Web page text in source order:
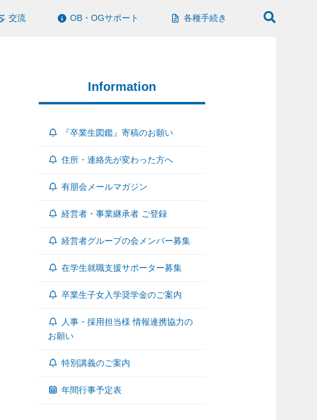
交流 OB・OGサポート 各種手続き
Information
『卒業生図鑑』寄稿のお願い
住所・連絡先が変わった方へ
有朋会メールマガジン
経営者・事業継承者 ご登録
経営者グループの会メンバー募集
在学生就職支援サポーター募集
卒業生子女入学奨学金のご案内
人事・採用担当様 情報連携協力の
お願い
特別講義のご案内
年間行事予定表